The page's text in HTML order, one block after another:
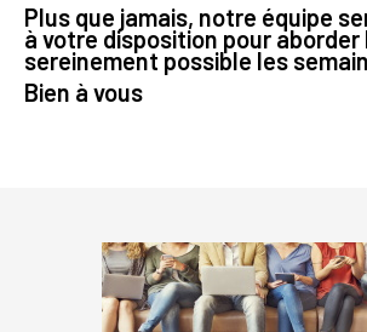
Plus que jamais, notre équipe
à votre disposition pour aborder
sereinement possible les
Bien à vous